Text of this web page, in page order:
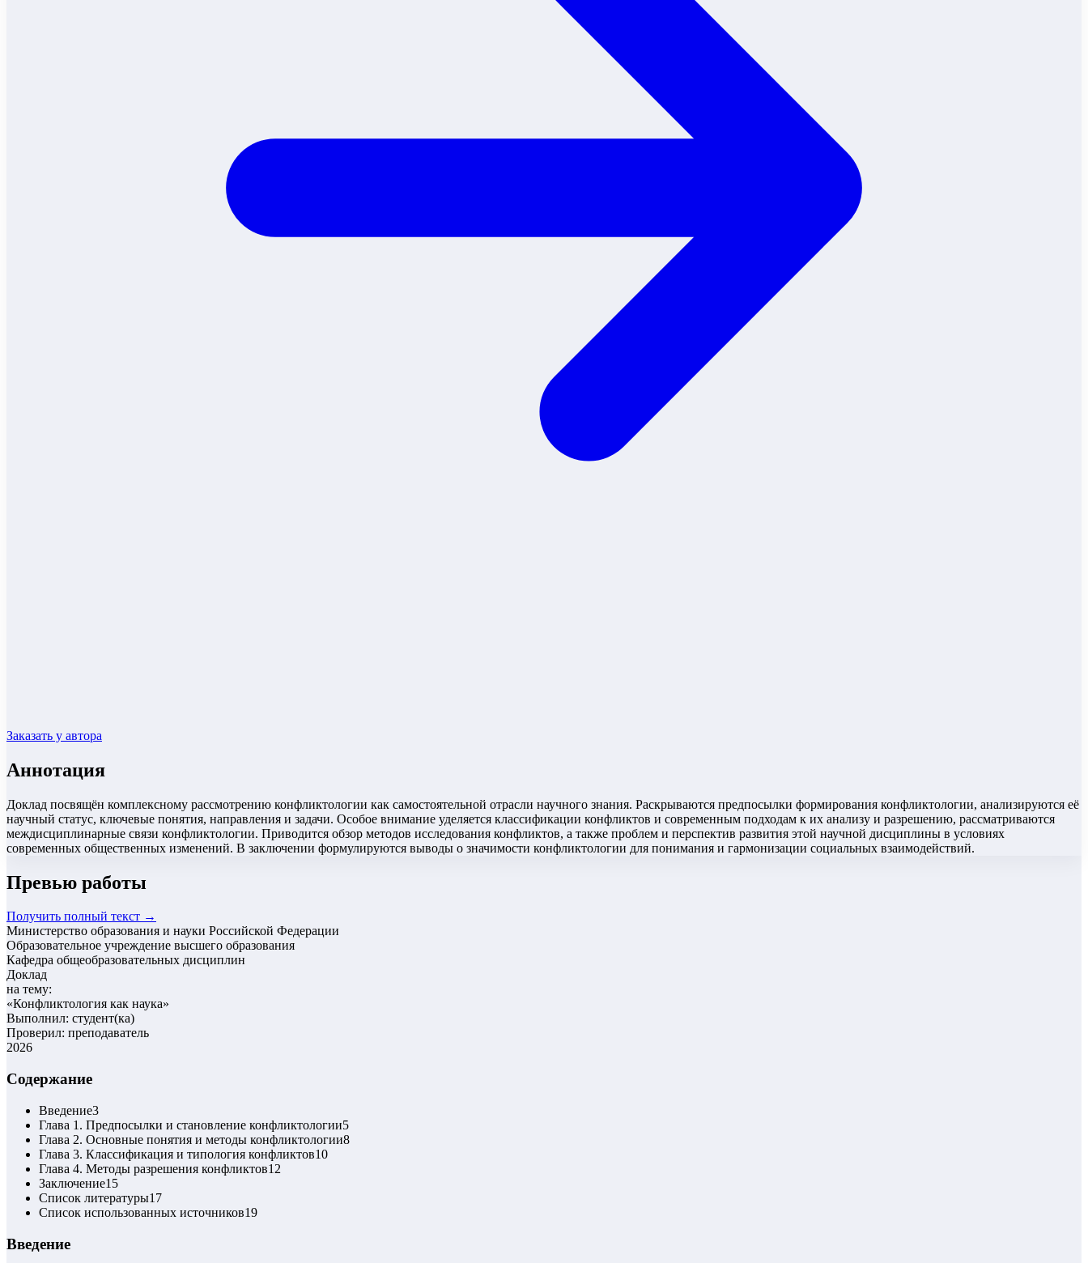
Заказать у автора
Аннотация
Доклад посвящён комплексному рассмотрению конфликтологии как самостоятельной отрасли научного знания. Раскрываются предпосылки формирования конфликтологии, анализируются её
научный статус, ключевые понятия, направления и задачи. Особое внимание уделяется классификации конфликтов и современным подходам к их анализу и разрешению, рассматриваются
междисциплинарные связи конфликтологии. Приводится обзор методов исследования конфликтов, а также проблем и перспектив развития этой научной дисциплины в условиях
современных общественных изменений. В заключении формулируются выводы о значимости конфликтологии для понимания и гармонизации социальных взаимодействий.
Превью работы
Получить полный текст →
Министерство образования и науки Российской Федерации
Образовательное учреждение высшего образования
Кафедра общеобразовательных дисциплин
Доклад
на тему:
«Конфликтология как наука»
Выполнил: студент(ка)
Проверил: преподаватель
2026
Содержание
Введение3
Глава 1. Предпосылки и становление конфликтологии5
Глава 2. Основные понятия и методы конфликтологии8
Глава 3. Классификация и типология конфликтов10
Глава 4. Методы разрешения конфликтов12
Заключение15
Список литературы17
Список использованных источников19
Введение